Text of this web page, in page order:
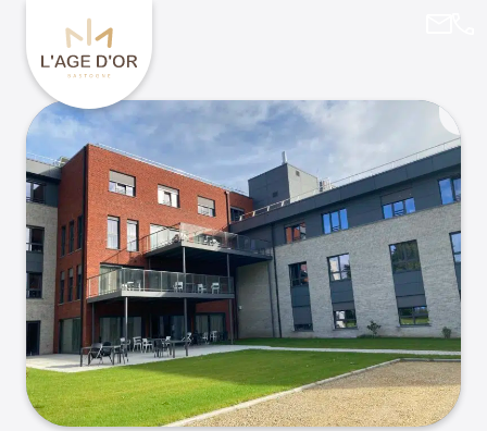
Retourner à l'accueil de L’Age d’Or